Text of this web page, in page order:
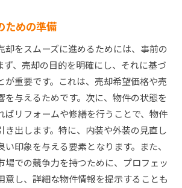
ための準備
却をスムーズに進めるためには、事前の
ず、売却の目的を明確にし、それに基づ
が重要です。これは、売却希望価格や売
を与えるためです。次に、物件の状態を
ばリフォームや修繕を行うことで、物件
き出します。特に、内装や外装の見直し
印象を与える要素となります。また、
場での競争力を持つために、プロフェッ
意し、詳細な物件情報を提示することも